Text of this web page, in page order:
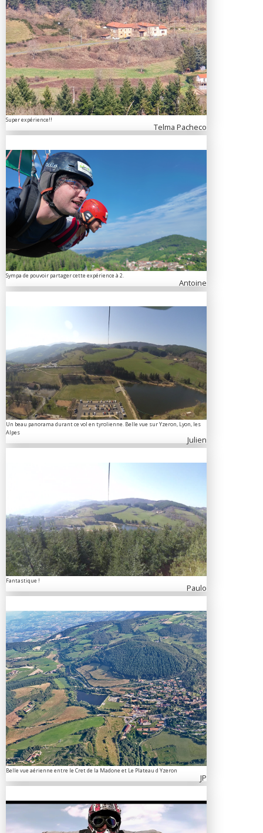
Super expérience!!
Telma Pacheco
Sympa de pouvoir partager cette expérience à 2.
Antoine
Un beau panorama durant ce vol en tyrolienne. Belle vue sur Yzeron, Lyon, les
Alpes
Julien
Fantastique !
Paulo
Belle vue aérienne entre le Cret de la Madone et Le Plateau d Yzeron
JP